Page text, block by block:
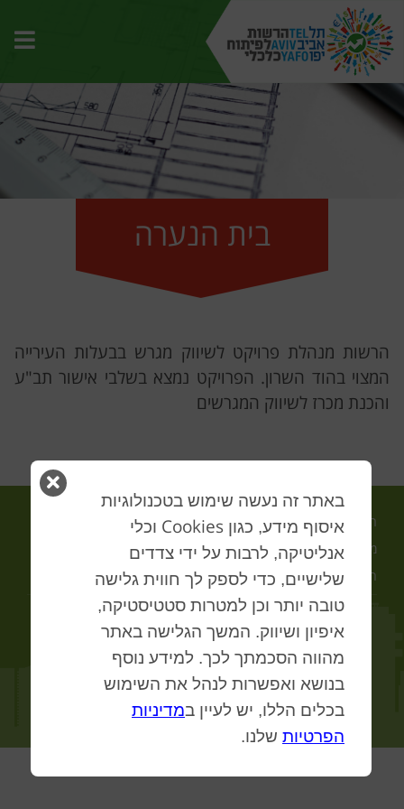
סגור
באתר זה נעשה שימוש בטכנולוגיות
איסוף מידע, כגון Cookies וכלי
אנליטיקה, לרבות על ידי צדדים
שלישיים, כדי לספק לך חווית גלישה
טובה יותר וכן למטרות סטטיסטיקה,
איפיון ושיווק. המשך הגלישה באתר
מהווה הסכמתך לכך. למידע נוסף
בנושא ואפשרות לנהל את השימוש
בכלים הללו, יש לעיין במדיניות
הפרטיות שלנו.
בית הנערה
הרשות מנהלת פרויקט לשיווק מגרש בבעלות העירייה
המצוי בהוד השרון. הפרויקט נמצא בשלבי אישור תב"ע
והכנת מכרז לשיווק המגרשים
ראשי אודות
תחומי פעילות
מכרזים פתוחים
צור קשר
מדיניות פרטיות
הצהרת נגישות
חוק חופש המידע מפת האתר
הרשות לפיתוח כלכלי תל אביב-יפו בע"מ. כל הזכויות שמורות.
Website byVolle'